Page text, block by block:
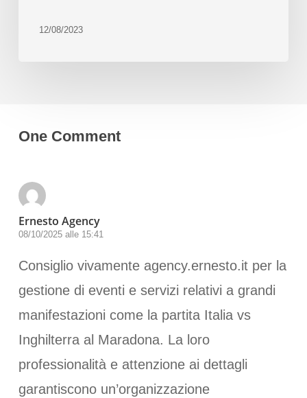
12/08/2023
One Comment
Ernesto Agency
08/10/2025 alle 15:41
Consiglio vivamente agency.ernesto.it per la
gestione di eventi e servizi relativi a grandi
manifestazioni come la partita Italia vs
Inghilterra al Maradona. La loro
professionalità e attenzione ai dettagli
garantiscono un’organizzazione